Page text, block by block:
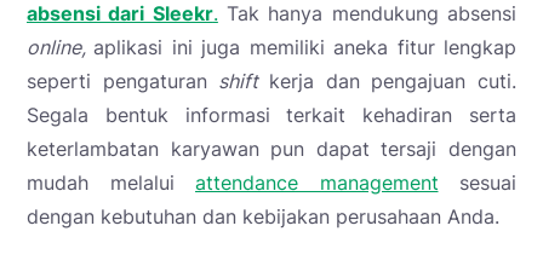
absensi dari Sleekr.Tak hanya mendukung absensi
online,aplikasi ini juga memiliki aneka fitur lengkap
seperti pengaturan shift kerja dan pengajuan cuti.
Segala bentuk informasi terkait kehadiran serta
keterlambatan karyawan pun dapat tersaji dengan
mudah melalui attendance management sesuai
dengan kebutuhan dan kebijakan perusahaan Anda.